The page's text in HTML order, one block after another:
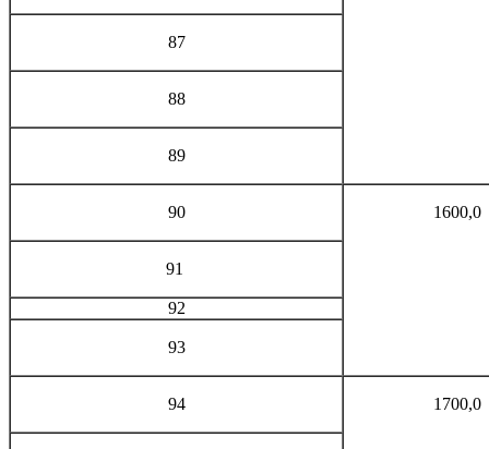
87
88
89
90 1600,0
91
92
93
94 1700,0